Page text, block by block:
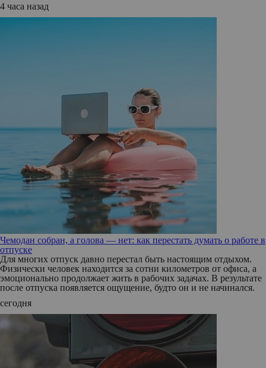
4 часа назад
Чемодан собран, а голова — нет: как перестать думать о работе в
отпуске
Для многих отпуск давно перестал быть настоящим отдыхом.
Физически человек находится за сотни километров от офиса, а
эмоционально продолжает жить в рабочих задачах. В результате
после отпуска появляется ощущение, будто он и не начинался.
сегодня